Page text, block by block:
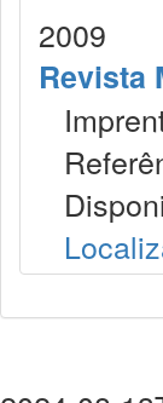
2009
Revista